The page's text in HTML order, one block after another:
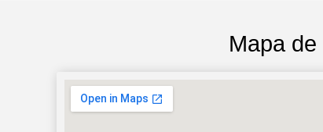
Mapa